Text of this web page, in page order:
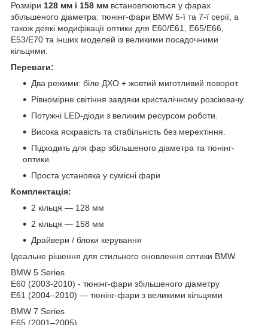
Розміри 128 мм і 158 мм встановлюються у фарах
збільшеного діаметра: тюнінг-фари BMW 5-ї та 7-ї серії, а
також деякі модифікації оптики для E60/E61, E65/E66,
E53/E70 та інших моделей із великими посадочними
кільцями.
Переваги:
Два режими: біле ДХО + жовтий миготливий поворот.
Рівномірне світіння завдяки кристалічному розсіювачу.
Потужні LED-діоди з великим ресурсом роботи.
Висока яскравість та стабільність без мерехтіння.
Підходить для фар збільшеного діаметра та тюнінг-
оптики.
Проста установка у сумісні фари.
Комплектація:
2 кільця — 128 мм
2 кільця — 158 мм
Драйвери / блоки керування
Ідеальне рішення для стильного оновлення оптики BMW.
BMW 5 Series
E60 (2003-2010) - тюнінг-фари збільшеного діаметру
E61 (2004–2010) — тюнінг-фари з великими кільцями
BMW 7 Series
E65 (2001–2005)